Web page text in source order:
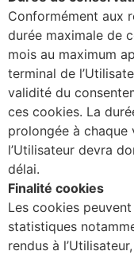
Conformément aux
durée maximale de
mois au maximum
terminal de
validité du
ces cookies. La
prolongée à chaque
l’Utilisateur devra
délai.
Finalité cookies
Les cookies
statistiques
rendus à